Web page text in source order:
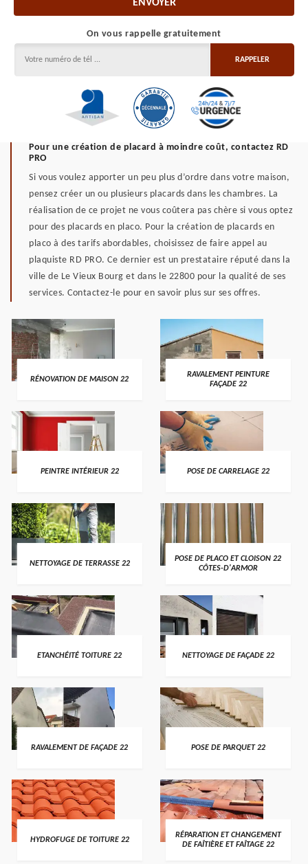
On vous rappelle gratuitement
Pour une création de placard à moindre coût, contactez RD
PRO
Si vous voulez apporter un peu plus d’ordre dans votre maison,
pensez créer un ou plusieurs placards dans les chambres. La
réalisation de ce projet ne vous coûtera pas chère si vous optez
pour des placards en placo. Pour la création de placards en
placo à des tarifs abordables, choisissez de faire appel au
plaquiste RD PRO. Ce dernier est un prestataire réputé dans la
ville de Le Vieux Bourg et dans le 22800 pour la qualité de ses
services. Contactez-le pour en savoir plus sur ses offres.
RÉNOVATION DE MAISON 22
RAVALEMENT PEINTURE
FAÇADE 22
PEINTRE INTÉRIEUR 22 POSE DE CARRELAGE 22
NETTOYAGE DE TERRASSE 22
POSE DE PLACO ET CLOISON 22
CÔTES-D'ARMOR
ETANCHÉITÉ TOITURE 22 NETTOYAGE DE FAÇADE 22
RAVALEMENT DE FAÇADE 22 POSE DE PARQUET 22
HYDROFUGE DE TOITURE 22
RÉPARATION ET CHANGEMENT
DE FAÎTIÈRE ET FAÎTAGE 22